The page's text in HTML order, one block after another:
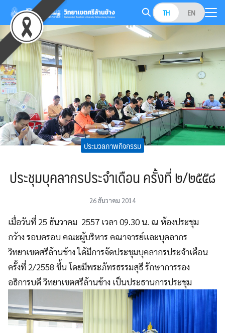
Skip
content
TH EN
Search
for:
ประมวลภาพกิจกรรม
ประชุมบุคลากรประจำเดือน ครั้งที่ ๒/๒๕๕๘
26 ธันวาคม 2014
เมื่อวันที่ 25 ธันวาคม 2557 เวลา 09.30 น. ณ ห้องประชุม
กว้าง รอบครอบ คณะผู้บริหาร คณาจารย์และบุคลากร
วิทยาเขตศรีล้านช้าง ได้มีการจัดประชุมบุคลากรประจำเดือน
ครั้งที่ 2/2558 ขึ้น โดยมีพระภัทรธรรมสุธี รักษาการรอง
อธิการบดี วิทยาเขตศรีล้านช้าง เป็นประธานการประชุม